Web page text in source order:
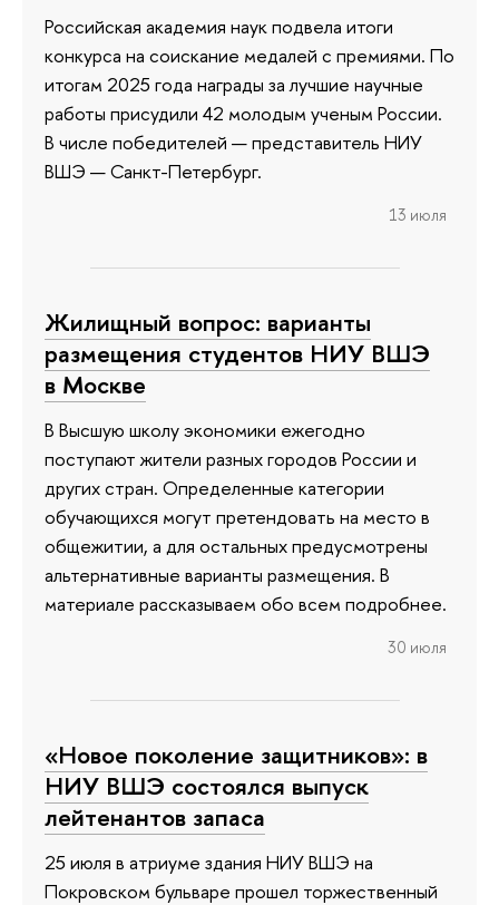
Российская академия наук подвела итоги
конкурса на соискание медалей с премиями. По
итогам 2025 года награды за лучшие научные
работы присудили 42 молодым ученым России.
В числе победителей — представитель НИУ
ВШЭ — Санкт-Петербург.
13 июля
Жилищный вопрос: варианты
размещения студентов НИУ ВШЭ
в Москве
В Высшую школу экономики ежегодно
поступают жители разных городов России и
других стран. Определенные категории
обучающихся могут претендовать на место в
общежитии, а для остальных предусмотрены
альтернативные варианты размещения. В
материале рассказываем обо всем подробнее.
30 июля
«Новое поколение защитников»: в
НИУ ВШЭ состоялся выпуск
лейтенантов запаса
25 июля в атриуме здания НИУ ВШЭ на
Покровском бульваре прошел торжественный